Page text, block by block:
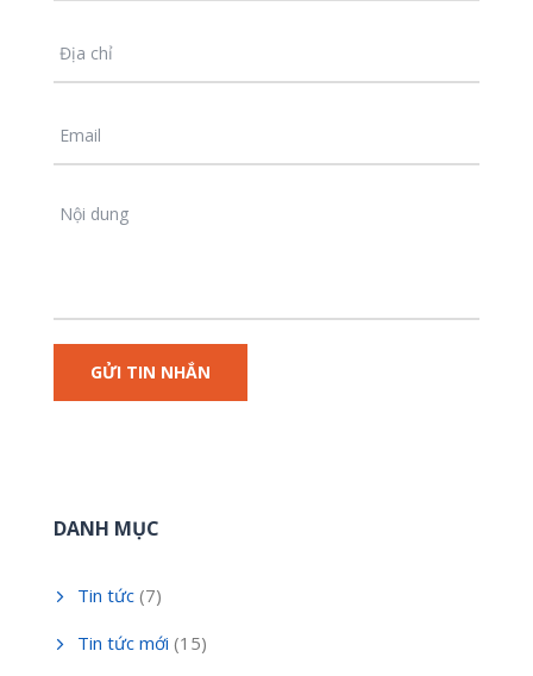
DANH MỤC
Tin tức (7)
Tin tức mới (15)